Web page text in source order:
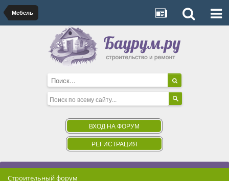
Мебель
ВХОД НА ФОРУМ
РЕГИСТРАЦИЯ
Строительный форум